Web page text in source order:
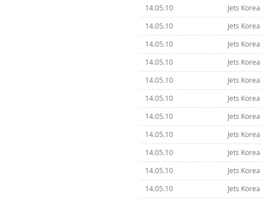
14.05.10
Jets
14.05.10
Jets
14.05.10
Jets
14.05.10
Jets
14.05.10
Jets
14.05.10
Jets
14.05.10
Jets
14.05.10
Jets
14.05.10
Jets
14.05.10
Jets
14.05.10
Jets